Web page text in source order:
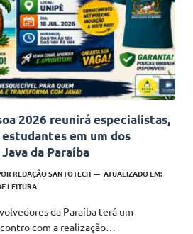
2026 reunirá especialistas,
em um dos
da Paraíba
REDAÇÃO SANTOTECH
ATUALIZADO EM:
LEITURA
da Paraíba terá um
com a realização…